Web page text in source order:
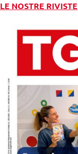
LE NOSTRE RIVISTE